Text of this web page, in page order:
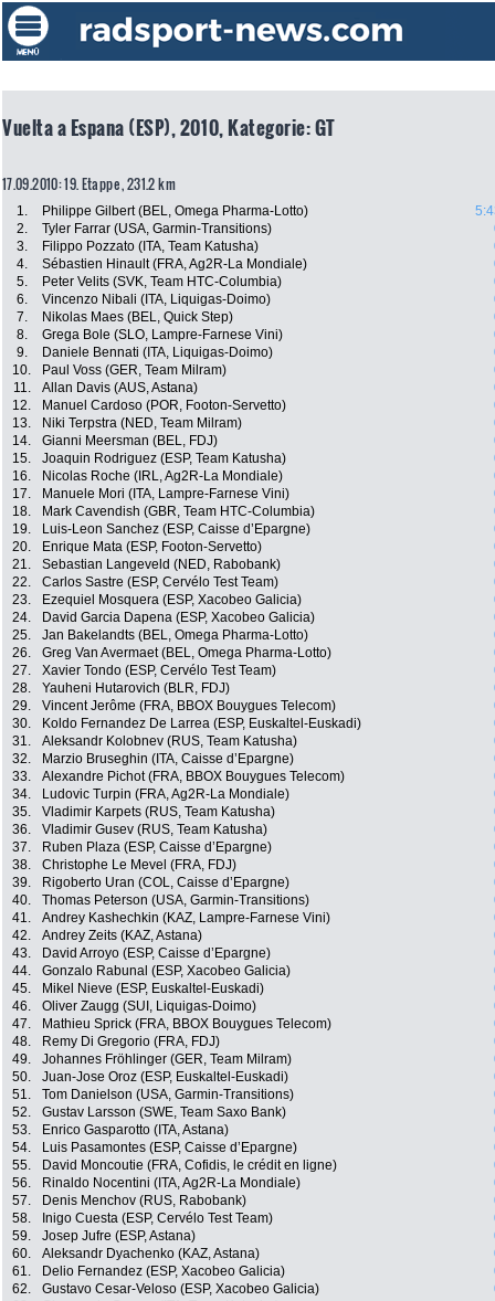
Vuelta a Espana (ESP), 2010, Kategorie: GT
17.09.2010: 19. Etappe , 231.2 km
1. Philippe Gilbert (BEL, Omega Pharma-Lotto)
2.
Tyler Farrar (USA, Garmin-Transitions)
3.
Filippo Pozzato (ITA, Team Katusha)
4.
Sébastien Hinault (FRA, Ag2R-La Mondiale)
5.
Peter Velits (SVK, Team HTC-Columbia)
6.
Vincenzo Nibali (ITA, Liquigas-Doimo)
7.
Nikolas Maes (BEL, Quick Step)
8.
Grega Bole (SLO, Lampre-Farnese Vini)
9.
Daniele Bennati (ITA, Liquigas-Doimo)
10.
Paul Voss (GER, Team Milram)
11.
Allan Davis (AUS, Astana)
12.
Manuel Cardoso (POR, Footon-Servetto)
13.
Niki Terpstra (NED, Team Milram)
14.
Gianni Meersman (BEL, FDJ)
15.
Joaquin Rodriguez (ESP, Team Katusha)
16.
Nicolas Roche (IRL, Ag2R-La Mondiale)
17.
Manuele Mori (ITA, Lampre-Farnese Vini)
18.
Mark Cavendish (GBR, Team HTC-Columbia)
19.
Luis-Leon Sanchez (ESP, Caisse d’Epargne)
20.
Enrique Mata (ESP, Footon-Servetto)
21.
Sebastian Langeveld (NED, Rabobank)
22.
Carlos Sastre (ESP, Cervélo Test Team)
23.
Ezequiel Mosquera (ESP, Xacobeo Galicia)
24.
David Garcia Dapena (ESP, Xacobeo Galicia)
25.
Jan Bakelandts (BEL, Omega Pharma-Lotto)
26.
Greg Van Avermaet (BEL, Omega Pharma-Lotto)
27.
Xavier Tondo (ESP, Cervélo Test Team)
28.
Yauheni Hutarovich (BLR, FDJ)
29.
Vincent Jerôme (FRA, BBOX Bouygues Telecom)
30.
Koldo Fernandez De Larrea (ESP, Euskaltel-Euskadi)
31.
Aleksandr Kolobnev (RUS, Team Katusha)
32.
Marzio Bruseghin (ITA, Caisse d’Epargne)
33.
Alexandre Pichot (FRA, BBOX Bouygues Telecom)
34.
Ludovic Turpin (FRA, Ag2R-La Mondiale)
35.
Vladimir Karpets (RUS, Team Katusha)
36.
Vladimir Gusev (RUS, Team Katusha)
37.
Ruben Plaza (ESP, Caisse d’Epargne)
38.
Christophe Le Mevel (FRA, FDJ)
39.
Rigoberto Uran (COL, Caisse d’Epargne)
40.
Thomas Peterson (USA, Garmin-Transitions)
41.
Andrey Kashechkin (KAZ, Lampre-Farnese Vini)
42.
Andrey Zeits (KAZ, Astana)
43.
David Arroyo (ESP, Caisse d’Epargne)
44.
Gonzalo Rabunal (ESP, Xacobeo Galicia)
45.
Mikel Nieve (ESP, Euskaltel-Euskadi)
46.
Oliver Zaugg (SUI, Liquigas-Doimo)
47.
Mathieu Sprick (FRA, BBOX Bouygues Telecom)
48.
Remy Di Gregorio (FRA, FDJ)
49.
Johannes Fröhlinger (GER, Team Milram)
50.
Juan-Jose Oroz (ESP, Euskaltel-Euskadi)
51.
Tom Danielson (USA, Garmin-Transitions)
52.
Gustav Larsson (SWE, Team Saxo Bank)
53.
Enrico Gasparotto (ITA, Astana)
54.
Luis Pasamontes (ESP, Caisse d’Epargne)
55.
David Moncoutie (FRA, Cofidis, le crédit en ligne)
56.
Rinaldo Nocentini (ITA, Ag2R-La Mondiale)
57.
Denis Menchov (RUS, Rabobank)
58.
Inigo Cuesta (ESP, Cervélo Test Team)
59.
Josep Jufre (ESP, Astana)
60.
Aleksandr Dyachenko (KAZ, Astana)
61.
Delio Fernandez (ESP, Xacobeo Galicia)
62.
Gustavo Cesar-Veloso (ESP, Xacobeo Galicia)